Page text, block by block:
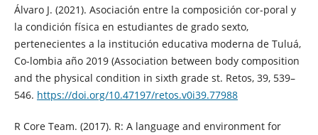
Álvaro J. (2021). Asociación entre la composición cor-poral y
la condición física en estudiantes de grado sexto,
pertenecientes a la institución educativa moderna de Tuluá,
Co-lombia año 2019 (Association between body composition
and the physical condition in sixth grade st. Retos, 39, 539–
546. https://doi.org/10.47197/retos.v0i39.77988
R Core Team. (2017). R: A language and environment for